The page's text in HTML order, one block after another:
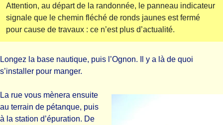
Attention, au départ de la randonnée, le panneau indicateur
signale que le chemin fléché de ronds jaunes est fermé
pour cause de travaux : ce n’est plus d’actualité.
Longez la base nautique, puis l’Ognon. Il y a là de quoi
s’installer pour manger.
La rue vous mènera ensuite
au terrain de pétanque, puis
à la station d’épuration. De